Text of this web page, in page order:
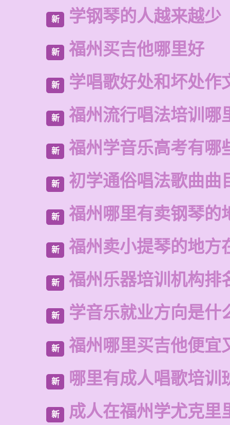
新 学钢琴的人越来越少
新 福州买吉他哪里好
新 学唱歌好处和坏处作
新 福州流行唱法培训哪
新 福州学音乐高考有哪
新 初学通俗唱法歌曲曲
新 福州哪里有卖钢琴的
新 福州卖小提琴的地方
新 福州乐器培训机构排
新 学音乐就业方向是什
新 福州哪里买吉他便宜
新 哪里有成人唱歌培训
新 成人在福州学尤克里